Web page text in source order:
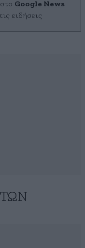
στο Google News
ειδήσεις